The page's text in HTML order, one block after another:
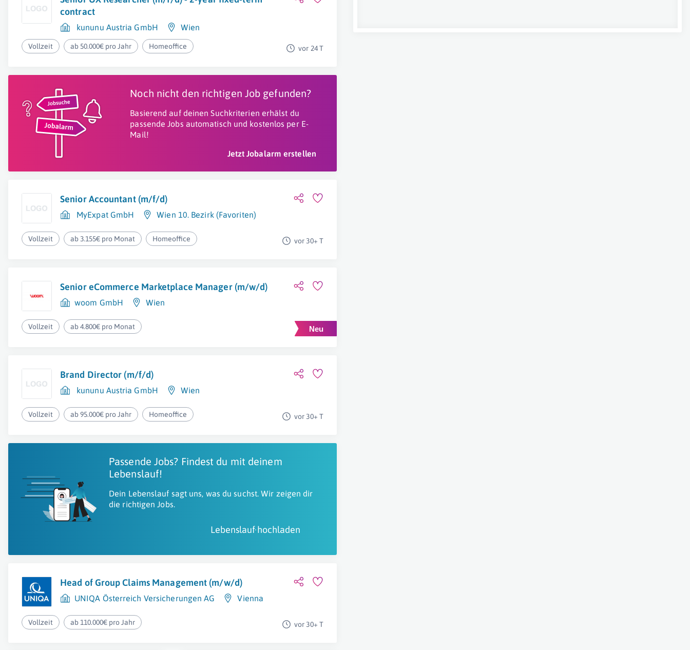
contract
kununu Austria GmbH Wien
Vollzeit ab 50.000€ pro Jahr Homeoffice vor 24 T
Noch nicht den richtigen Job gefunden?
Basierend auf deinen Suchkriterien erhälst du
passende Jobs automatisch und kostenlos per E-
Mail!
Jetzt Jobalarm erstellen
Senior Accountant (m/f/d)
MyExpat GmbH Wien 10. Bezirk (Favoriten)
Vollzeit ab 3.155€ pro Monat Homeoffice vor 30+ T
Senior eCommerce Marketplace Manager (m/w/d)
woom GmbH Wien
Vollzeit ab 4.800€ pro Monat
Brand Director (m/f/d)
kununu Austria GmbH Wien
Vollzeit ab 95.000€ pro Jahr Homeoffice vor 30+ T
Passende Jobs? Findest du mit deinem
Lebenslauf!
Dein Lebenslauf sagt uns, was du suchst. Wir zeigen dir
die richtigen Jobs.
Lebenslauf hochladen
Head of Group Claims Management (m/w/d)
UNIQA Österreich Versicherungen AG Vienna
Vollzeit ab 110.000€ pro Jahr vor 30+ T